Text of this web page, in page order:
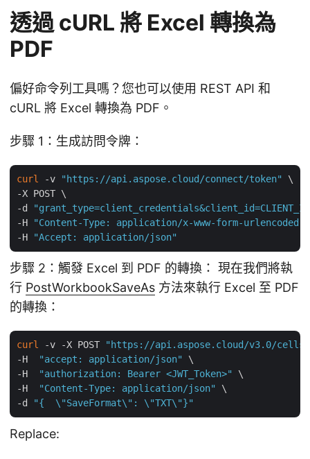
透過 cURL 將 Excel 轉換為
PDF
偏好命令列工具嗎？您也可以使用 REST API 和
cURL 將 Excel 轉換為 PDF。
步驟 1：生成訪問令牌：
curl -v "https://api.aspose.cloud/connect/token"
\
-X POST \
-d
-H
"Content-Type: application/x-www-form-urlencoded"
-H
"Accept: application/json"
步驟 2：觸發 Excel 到 PDF 的轉換： 現在我們將執
行 PostWorkbookSaveAs 方法來執行 Excel 至 PDF
的轉換：
curl -v -X POST
"https://api.aspose.cloud/v3.0/cells/
-H
"accept: application/json"
\
-H
"authorization: Bearer <JWT_Token>"
\
-H
"Content-Type: application/json"
\
-d
"{  \"SaveFormat\": \"TXT\"}"
Replace: